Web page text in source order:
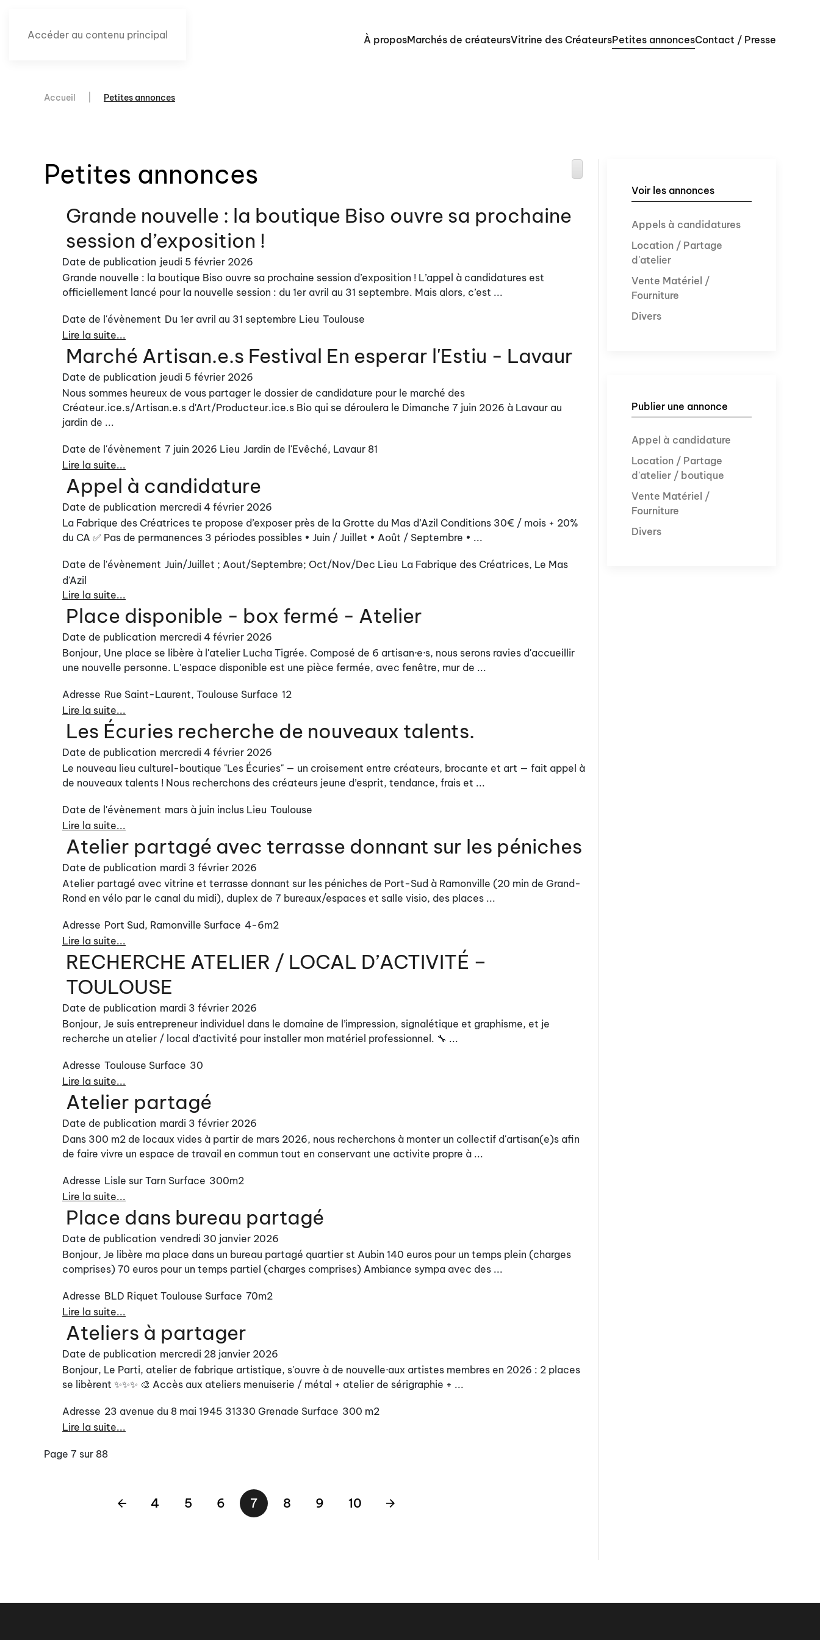
Accéder au contenu principal À proposMarchés de créateursVitrine des CréateursPetites annoncesContact / Presse
Accueil Petites annonces
Petites annonces
Grande nouvelle : la boutique Biso ouvre sa prochaine
session d’exposition !
Date de publication jeudi 5 février 2026
Grande nouvelle : la boutique Biso ouvre sa prochaine session d’exposition ! L’appel à candidatures est
officiellement lancé pour la nouvelle session : du 1er avril au 31 septembre. Mais alors, c’est ...
Date de l'évènement Du 1er avril au 31 septembre Lieu Toulouse
Lire la suite...
Marché Artisan.e.s Festival En esperar l'Estiu - Lavaur
Date de publication jeudi 5 février 2026
Nous sommes heureux de vous partager le dossier de candidature pour le marché des
Créateur.ice.s/Artisan.e.s d'Art/Producteur.ice.s Bio qui se déroulera le Dimanche 7 juin 2026 à Lavaur au
jardin de ...
Date de l'évènement 7 juin 2026 Lieu Jardin de l'Evêché, Lavaur 81
Lire la suite...
Appel à candidature
Date de publication mercredi 4 février 2026
La Fabrique des Créatrices te propose d’exposer près de la Grotte du Mas d’Azil Conditions 30€ / mois + 20%
du CA ✅ Pas de permanences 3 périodes possibles • Juin / Juillet • Août / Septembre • ...
Date de l'évènement Juin/Juillet ; Aout/Septembre; Oct/Nov/Dec Lieu La Fabrique des Créatrices, Le Mas
d'Azil
Lire la suite...
Place disponible - box fermé - Atelier
Date de publication mercredi 4 février 2026
Bonjour, Une place se libère à l'atelier Lucha Tigrée. Composé de 6 artisan·e·s, nous serons ravies d'accueillir
une nouvelle personne. L'espace disponible est une pièce fermée, avec fenêtre, mur de ...
Adresse Rue Saint-Laurent, Toulouse Surface 12
Lire la suite...
Les Écuries recherche de nouveaux talents.
Date de publication mercredi 4 février 2026
Le nouveau lieu culturel-boutique "Les Écuries" — un croisement entre créateurs, brocante et art — fait appel à
de nouveaux talents ! Nous recherchons des créateurs jeune d’esprit, tendance, frais et ...
Date de l'évènement mars à juin inclus Lieu Toulouse
Lire la suite...
Atelier partagé avec terrasse donnant sur les péniches
Date de publication mardi 3 février 2026
Atelier partagé avec vitrine et terrasse donnant sur les péniches de Port-Sud à Ramonville (20 min de Grand-
Rond en vélo par le canal du midi), duplex de 7 bureaux/espaces et salle visio, des places ...
Adresse Port Sud, Ramonville Surface 4-6m2
Lire la suite...
RECHERCHE ATELIER / LOCAL D’ACTIVITÉ –
TOULOUSE
Date de publication mardi 3 février 2026
Bonjour, Je suis entrepreneur individuel dans le domaine de l’impression, signalétique et graphisme, et je
recherche un atelier / local d’activité pour installer mon matériel professionnel. 🔧 ...
Adresse Toulouse Surface 30
Lire la suite...
Atelier partagé
Date de publication mardi 3 février 2026
Dans 300 m2 de locaux vides à partir de mars 2026, nous recherchons à monter un collectif d'artisan(e)s afin
de faire vivre un espace de travail en commun tout en conservant une activite propre à ...
Adresse Lisle sur Tarn Surface 300m2
Lire la suite...
Place dans bureau partagé
Date de publication vendredi 30 janvier 2026
Bonjour, Je libère ma place dans un bureau partagé quartier st Aubin 140 euros pour un temps plein (charges
comprises) 70 euros pour un temps partiel (charges comprises) Ambiance sympa avec des ...
Adresse BLD Riquet Toulouse Surface 70m2
Lire la suite...
Ateliers à partager
Date de publication mercredi 28 janvier 2026
Bonjour, Le Parti, atelier de fabrique artistique, s'ouvre à de nouvelle·aux artistes membres en 2026 : 2 places
se libèrent ✨✨✨ 🎨 Accès aux ateliers menuiserie / métal + atelier de sérigraphie + ...
Adresse 23 avenue du 8 mai 1945 31330 Grenade Surface 300 m2
Lire la suite...
Page 7 sur 88
4 5 6 7 8 9 10
Voir les annonces
Appels à candidatures
Location / Partage
d'atelier
Vente Matériel /
Fourniture
Divers
Publier une annonce
Appel à candidature
Location / Partage
d'atelier / boutique
Vente Matériel /
Fourniture
Divers